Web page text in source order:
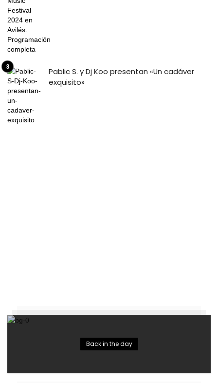
Pablic S. y Dj Koo presentan «Un cadáver
exquisito»
Back in the day